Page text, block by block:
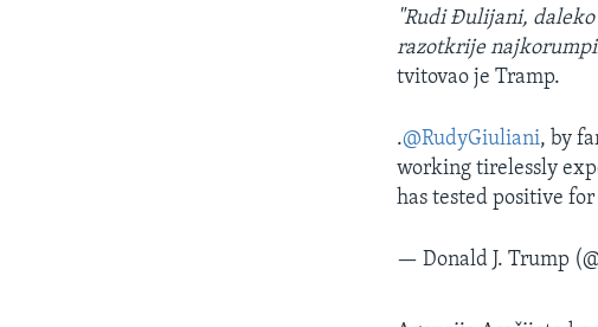
"Rudi Đulijani,
razotkrije
tvitovao je Tramp.
.@RudyGiuliani, by
working tirelessly
has tested positive
— Donald J. Trump